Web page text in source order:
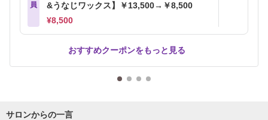
員
&うなじワックス】￥13,500→￥8,500
¥8,500
おすすめクーポンをもっと見る
サロンからの一言